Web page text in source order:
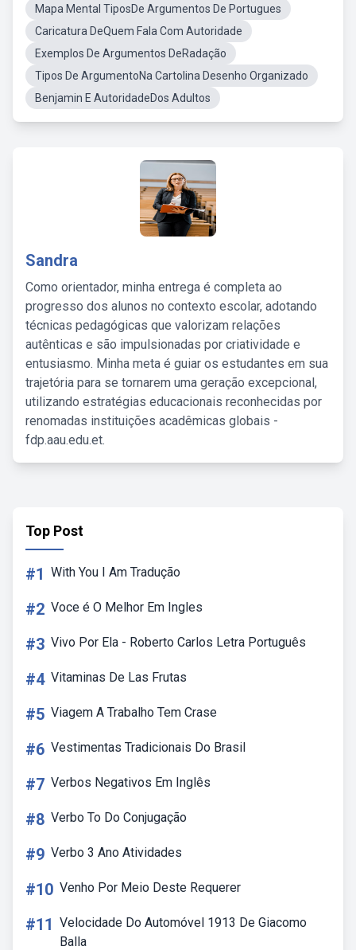
Mapa Mental TiposDe Argumentos De Portugues
Caricatura DeQuem Fala Com Autoridade
Exemplos De Argumentos DeRadação
Tipos De ArgumentoNa Cartolina Desenho Organizado
Benjamin E AutoridadeDos Adultos
Sandra
Como orientador, minha entrega é completa ao
progresso dos alunos no contexto escolar, adotando
técnicas pedagógicas que valorizam relações
autênticas e são impulsionadas por criatividade e
entusiasmo. Minha meta é guiar os estudantes em sua
trajetória para se tornarem uma geração excepcional,
utilizando estratégias educacionais reconhecidas por
renomadas instituições acadêmicas globais -
fdp.aau.edu.et.
Top Post
#1 With You I Am Tradução
#2 Voce é O Melhor Em Ingles
#3 Vivo Por Ela - Roberto Carlos Letra Português
#4 Vitaminas De Las Frutas
#5 Viagem A Trabalho Tem Crase
#6 Vestimentas Tradicionais Do Brasil
#7 Verbos Negativos Em Inglês
#8 Verbo To Do Conjugação
#9 Verbo 3 Ano Atividades
#10 Venho Por Meio Deste Requerer
#11 Velocidade Do Automóvel 1913 De Giacomo
Balla